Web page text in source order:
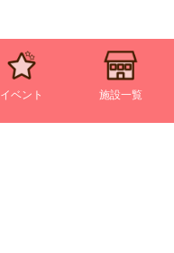
イベント 施設一覧